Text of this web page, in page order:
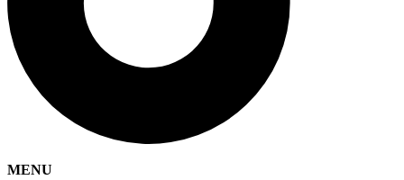
MENU